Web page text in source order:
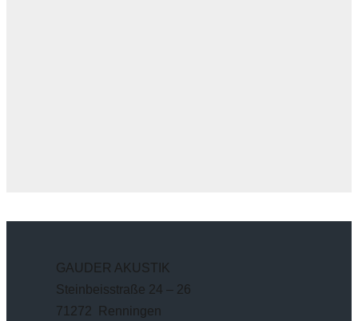
GAUDER AKUSTIK
Steinbeisstraße 24 – 26
71272 Renningen